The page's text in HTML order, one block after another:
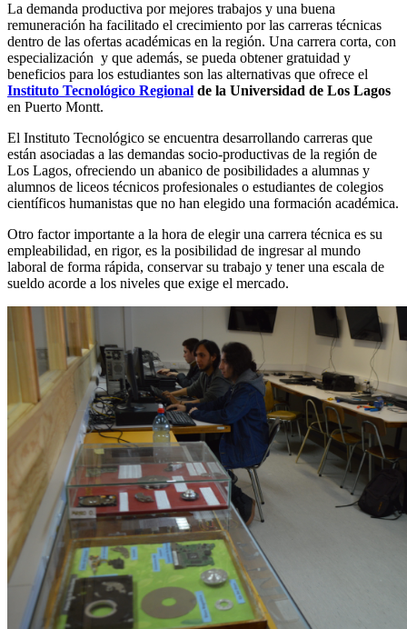
La demanda productiva por mejores trabajos y una buena
remuneración ha facilitado el crecimiento por las carreras técnicas
dentro de las ofertas académicas en la región. Una carrera corta, con
especialización y que además, se pueda obtener gratuidad y
beneficios para los estudiantes son las alternativas que ofrece el
Instituto Tecnológico Regional de la Universidad de Los Lagos
en Puerto Montt.
El Instituto Tecnológico se encuentra desarrollando carreras que
están asociadas a las demandas socio-productivas de la región de
Los Lagos, ofreciendo un abanico de posibilidades a alumnas y
alumnos de liceos técnicos profesionales o estudiantes de colegios
científicos humanistas que no han elegido una formación académica.
Otro factor importante a la hora de elegir una carrera técnica es su
empleabilidad, en rigor, es la posibilidad de ingresar al mundo
laboral de forma rápida, conservar su trabajo y tener una escala de
sueldo acorde a los niveles que exige el mercado.